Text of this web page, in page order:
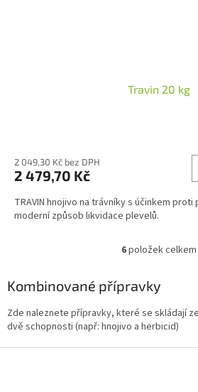
Travin 20 kg
2 049,30 Kč bez DPH
2 479,70 Kč
TRAVIN hnojivo na trávníky s účinkem
moderní způsob likvidace plevelů.
O
l
á
d
a
í
6položek celkem
Kombinované přípravky
Zde naleznete přípravky, které se skládají
dvě schopnosti (např: hnojivo a herbicid)